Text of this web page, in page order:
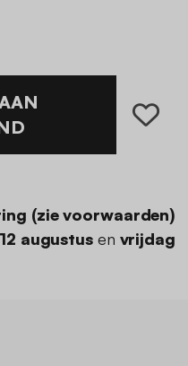
(zie voorwaarden)
augustusen vrijdag